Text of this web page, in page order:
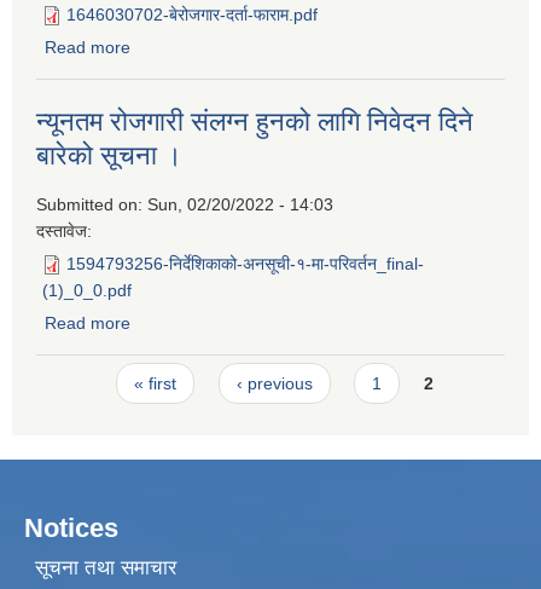
1646030702-बेरोजगार-दर्ता-फाराम.pdf
Read more
न्यूनतम रोजगारी संलग्न हुनको लागि निवेदन दिने
बारेको सूचना ।
Submitted on: Sun, 02/20/2022 - 14:03
दस्तावेज:
1594793256-निर्देशिकाको-अनसूची-१-मा-परिवर्तन_final-
(1)_0_0.pdf
Read more
Pages« first ‹ previous 1 2
Notices
सूचना तथा समाचार